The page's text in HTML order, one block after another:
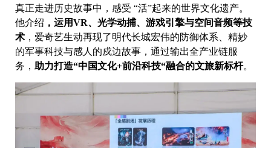
真正走进历史故事中，感受 “活”起来的世界文化遗产。
他介绍 ，运用VR、光学动捕、游戏引擎与空间音频等技
术 ，爱奇艺生动再现了明代长城宏伟的防御体系、精妙
的军事科技与感人的戍边故事，通过输出全产业链服
务， 助力打造“中国文化+前沿科技“融合的文旅新标杆。